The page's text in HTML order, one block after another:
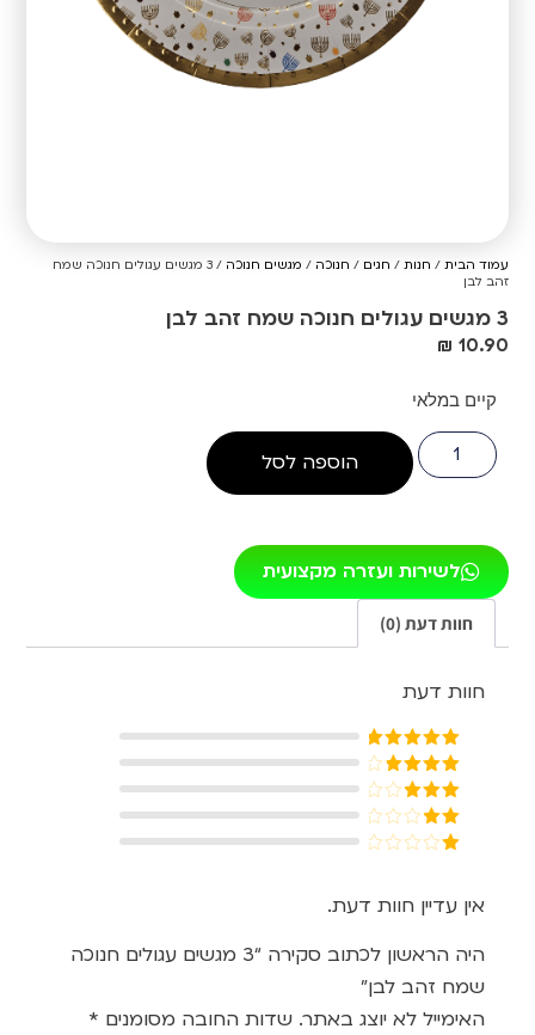
עמוד הבית / חנות / חגים / חנוכה / מגשים חנוכה
/ 3 מגשים עגולים חנוכה שמח
זהב לבן
3 מגשים עגולים חנוכה שמח זהב לבן
₪ 10.90
קיים במלאי
הוספה לסל
לשירות ועזרה מקצועית
חוות דעת (0)
חוות דעת
דורג5מתוך
5
דורג4
מתוך 5
דורג3
מתוך 5
דורג
מתוך
5
אין עדיין חוות דעת.
היה הראשון לכתוב סקירה “3 מגשים עגולים חנוכה
שמח זהב לבן”
האימייל לא יוצג באתר. שדות החובה מסומנים *